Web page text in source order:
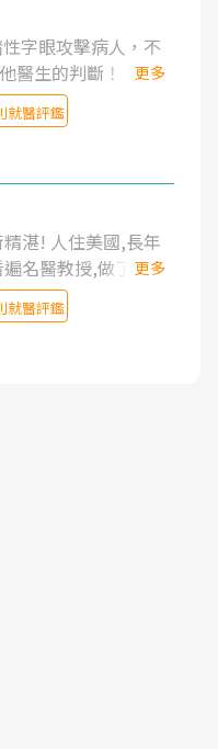
字眼攻擊病人，不
醫生的判斷！
更多
就醫評鑑
湛! 人住美國,長年
名醫教授,做了各種
及物理徒手治療都
都效果有限,只是壓
重影響生活品質.
任是頸頭症候群專
更多
就醫評鑑